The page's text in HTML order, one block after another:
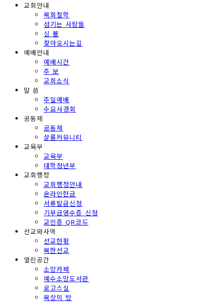
교회안내
목회철학
섬기는 사람들
심 볼
찾아오시는길
예배안내
예배시간
주 보
교회소식
말 씀
주일예배
수요사경회
공동체
공동체
샬롬커뮤니티
교육부
교육부
대학청년부
교회행정
교회행정안내
온라인헌금
서류발급신청
기부금영수증 신청
교인증 QR코드
선교와사역
선교현황
북한선교
열린공간
소망카페
예수소망도서관
로고스실
묵상의 방